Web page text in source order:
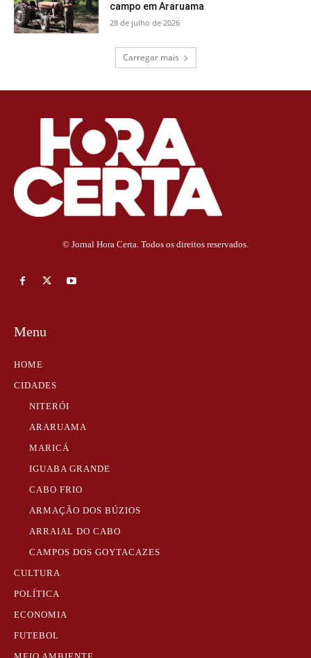
campo em Araruama
28 de julho de 2026
Carregar mais
© Jornal Hora Certa. Todos os direitos reservados.
Menu
HOME
CIDADES
NITERÓI
ARARUAMA
MARICÁ
IGUABA GRANDE
CABO FRIO
ARMAÇÃO DOS BÚZIOS
ARRAIAL DO CABO
CAMPOS DOS GOYTACAZES
CULTURA
POLÍTICA
ECONOMIA
FUTEBOL